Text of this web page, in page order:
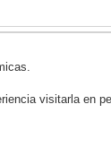
visitarla en